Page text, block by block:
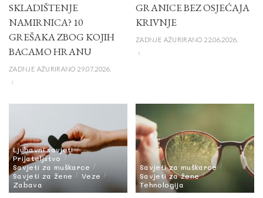
SKLADIŠTENJE
NAMIRNICA? 10
GREŠAKA ZBOG KOJIH
BACAMO HRANU
ZADNJE AŽURIRANO 29.07.2026.
GRANICE BEZ OSJEĆAJA
KRIVNJE
ZADNJE AŽURIRANO 22.06.2026.
Ljubavni savjeti
Prijateljstvo
Savjeti za muškarce
Savjeti za žene
Veze
Zabava
Savjeti za muškarce
Savjeti za žene
Tehnologija